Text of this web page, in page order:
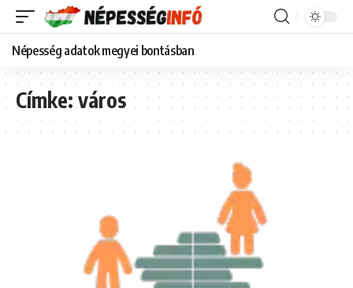
Népesség adatok megyei bontásban
Címke:város